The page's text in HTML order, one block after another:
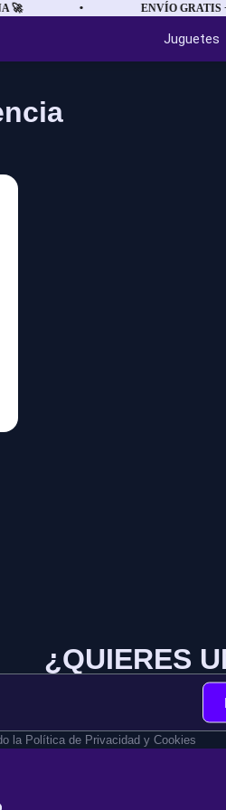
ENVÍO GRATIS
Juguetes
¿QUIERES
la Política de Privacidad y Cookies